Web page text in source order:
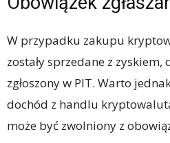
W przypadku zakupu
zostały sprzedane z
zgłoszony w PIT. Warto
dochód z handlu
może być zwolniony z